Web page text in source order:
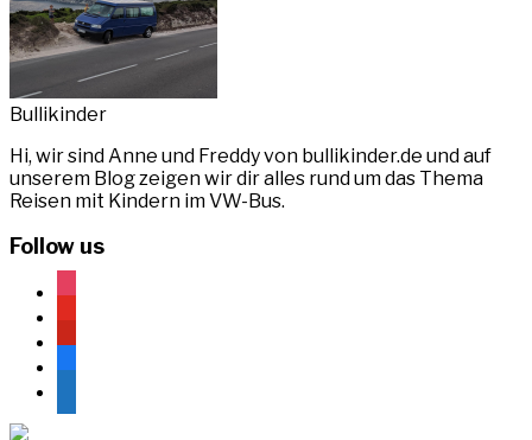
Bullikinder
Hi, wir sind Anne und Freddy von bullikinder.de und auf
unserem Blog zeigen wir dir alles rund um das Thema
Reisen mit Kindern im VW-Bus.
Follow us
instagram
pinterest
facebook